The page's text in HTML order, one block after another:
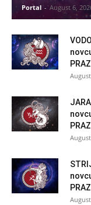
Portal - August 6,